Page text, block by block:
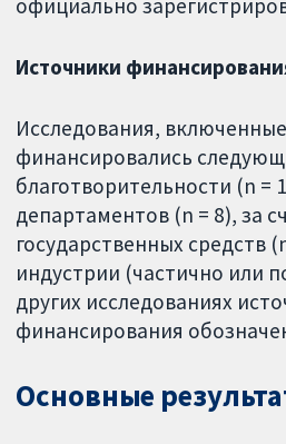
официально
Источники
Исследования,
финансировались
благотворительности (n =
департаментов (n = 8), за
государственных средств
индустрии (частично или
других исследованиях
финансирования
Основные